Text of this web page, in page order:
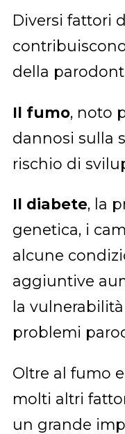
Diversi fattori
della
Il fumo, noto
dannosi sulla
rischio di
Il diabete, la
genetica, i
alcune
aggiuntive
la
problemi
Oltre al fumo
molti altri
un grande